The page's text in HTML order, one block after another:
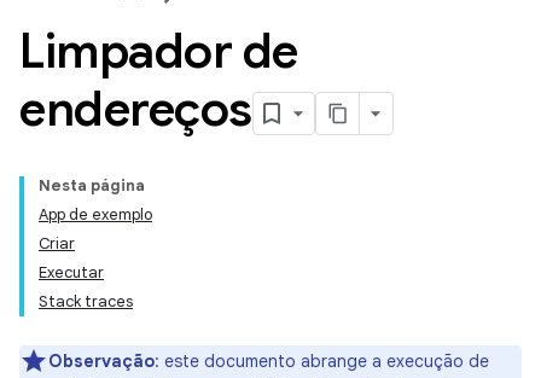
Limpador de
endereços
Nesta página
App de exemplo
Criar
Executar
Stack traces
Observação: este documento abrange a execução de